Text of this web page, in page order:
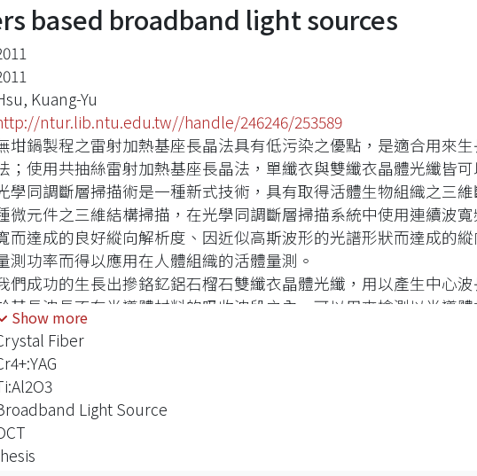
based broadband light sources
Kuang-Yu
ntur.lib.ntu.edu.tw//handle/246246/253589
坩鍋製程之雷射加熱基座長晶法具有低污染之優點，是適合用來
；使用共抽絲雷射加熱基座長晶法，單纖衣與雙纖衣晶體光纖皆可
學同調斷層掃描術是一種新式技術，具有取得活體生物組織之三
微元件之三維結構掃描，在光學同調斷層掃描系統中使用連續波
而達成的良好縱向解析度、因近似高斯波形的光譜形狀而達成的
測功率而得以應用在人體組織的活體量測。
們成功的生長出摻鉻釔鋁石榴石雙纖衣晶體光纖，用以產生中心
其長波長不在半導體材料的吸收波段之內，可以用來檢測以半導體
學同調斷層掃描系統的信雜比，我們使用了雙向激發雙程架構用以
寬頻光源的輸出功率至3.15 mW，由於輸出頻寬為222奈米，縱向
串音，對相鄰畫素為-24.7 dB，對第二與第三非相鄰畫素各為-37.2
於摻鈦藍寶石之螢光中心波長位於760奈米，故適合用來作為檢驗
穿透深度，在摻鈦藍寶石單晶晶體光纖的生長過程中，三價鈦離子
升發光效率與降低紅外光波段的殘留吸收，我們使用了爐管退火與
子，但使用爐管退火製程之晶纖其發光效率可為雷射退火製程的十
Show more
Fiber
Light Source